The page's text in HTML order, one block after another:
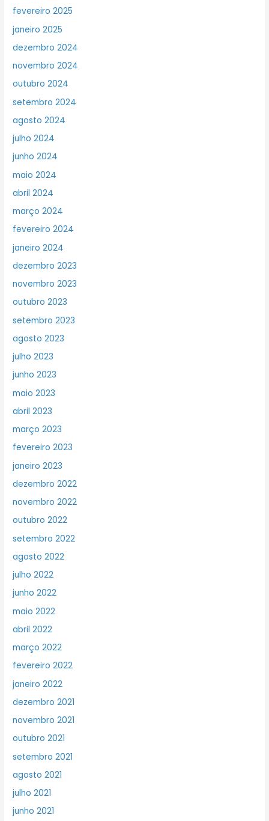
fevereiro 2025
janeiro 2025
dezembro 2024
novembro 2024
outubro 2024
setembro 2024
agosto 2024
julho 2024
junho 2024
maio 2024
abril 2024
março 2024
fevereiro 2024
janeiro 2024
dezembro 2023
novembro 2023
outubro 2023
setembro 2023
agosto 2023
julho 2023
junho 2023
maio 2023
abril 2023
março 2023
fevereiro 2023
janeiro 2023
dezembro 2022
novembro 2022
outubro 2022
setembro 2022
agosto 2022
julho 2022
junho 2022
maio 2022
abril 2022
março 2022
fevereiro 2022
janeiro 2022
dezembro 2021
novembro 2021
outubro 2021
setembro 2021
agosto 2021
julho 2021
junho 2021